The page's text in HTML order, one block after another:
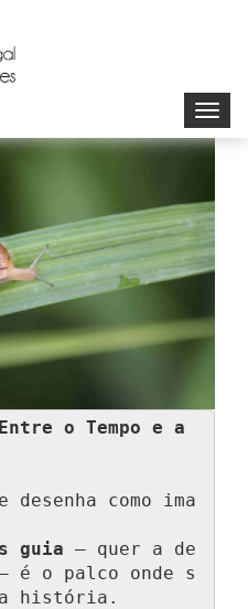
o Tempo e a
como ima
guia — quer a de
é o palco onde s
história.